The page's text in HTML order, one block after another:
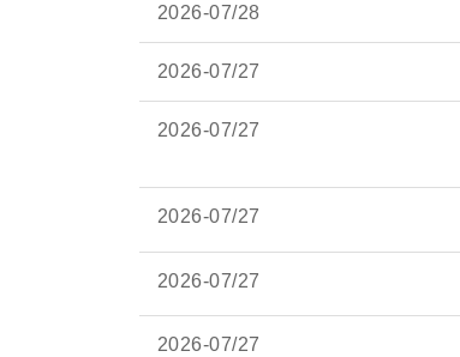
2026-07/28
2026-07/27
2026-07/27
2026-07/27
2026-07/27
2026-07/27